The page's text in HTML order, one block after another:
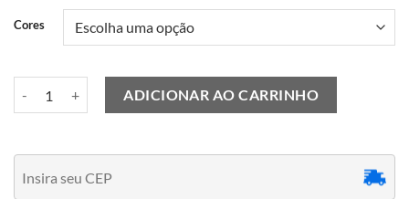
Cores
ADICIONAR AO CARRINHO